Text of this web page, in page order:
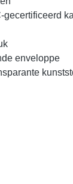
gecertificeerd
enveloppe